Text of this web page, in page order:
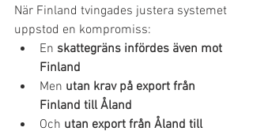
När Finland tvingades justera systemet
uppstod en kompromiss:
En skattegräns infördes även mot
Finland
Men utan krav på export från
Finland till Åland
Och utan export från Åland till